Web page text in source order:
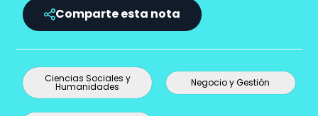
Comparte esta nota
Ciencias Sociales y
Humanidades Negocio y Gestión